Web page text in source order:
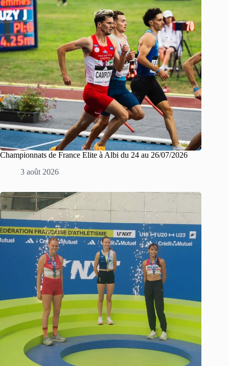
Championnats de France Elite à Albi du 24 au 26/07/2026
3 août 2026